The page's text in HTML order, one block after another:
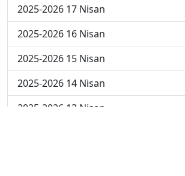
2025-2026 17 Nisan
2025-2026 16 Nisan
2025-2026 15 Nisan
2025-2026 14 Nisan
2025-2026 13 Nisan